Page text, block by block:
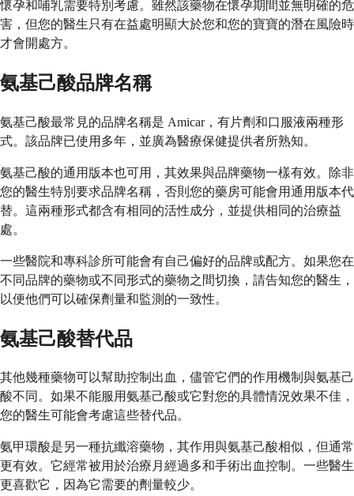
懷孕和哺乳需要特別考慮。雖然該藥物在懷孕期間並無明確的危
害，但您的醫生只有在益處明顯大於您和您的寶寶的潛在風險時
才會開處方。
氨基己酸品牌名稱
氨基己酸最常見的品牌名稱是 Amicar，有片劑和口服液兩種形
式。該品牌已使用多年，並廣為醫療保健提供者所熟知。
氨基己酸的通用版本也可用，其效果與品牌藥物一樣有效。除非
您的醫生特別要求品牌名稱，否則您的藥房可能會用通用版本代
替。這兩種形式都含有相同的活性成分，並提供相同的治療益
處。
一些醫院和專科診所可能會有自己偏好的品牌或配方。如果您在
不同品牌的藥物或不同形式的藥物之間切換，請告知您的醫生，
以便他們可以確保劑量和監測的一致性。
氨基己酸替代品
其他幾種藥物可以幫助控制出血，儘管它們的作用機制與氨基己
酸不同。如果不能服用氨基己酸或它對您的具體情況效果不佳，
您的醫生可能會考慮這些替代品。
氨甲環酸是另一種抗纖溶藥物，其作用與氨基己酸相似，但通常
更有效。它經常被用於治療月經過多和手術出血控制。一些醫生
更喜歡它，因為它需要的劑量較少。